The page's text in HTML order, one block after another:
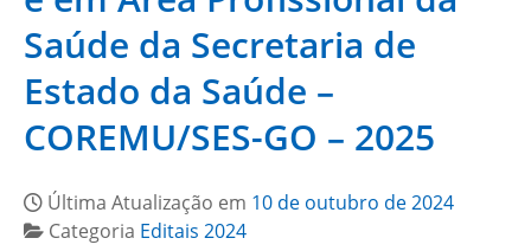
Saúde da Secretaria de
Estado da Saúde –
COREMU/SES-GO – 2025
Última Atualização em 10 de outubro de 2024
Categoria Editais 2024